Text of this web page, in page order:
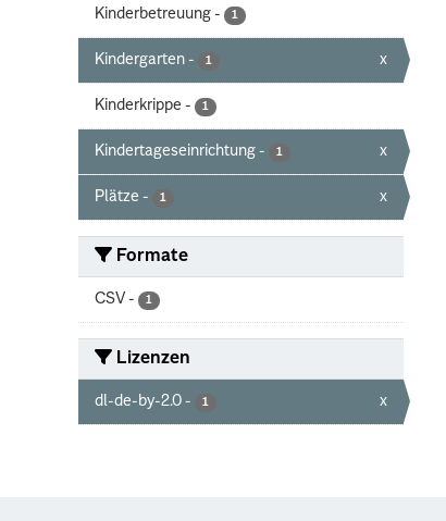
Kinderbetreuung - 1
Kindergarten - 1 x
Kinderkrippe - 1
Kindertageseinrichtung - 1 x
Plätze - 1 x
Formate
CSV - 1
Lizenzen
dl-de-by-2.0 - 1 x